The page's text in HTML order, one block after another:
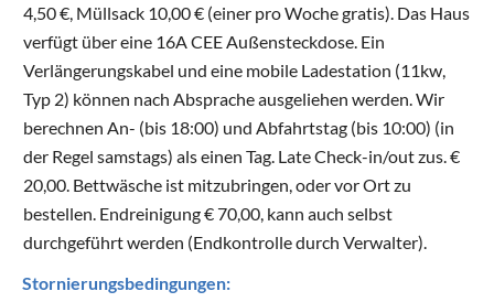
4,50 €, Müllsack 10,00 € (einer pro Woche gratis). Das Haus
verfügt über eine 16A CEE Außensteckdose. Ein
Verlängerungskabel und eine mobile Ladestation (11kw,
Typ 2) können nach Absprache ausgeliehen werden. Wir
berechnen An- (bis 18:00) und Abfahrtstag (bis 10:00) (in
der Regel samstags) als einen Tag. Late Check-in/out zus. €
20,00. Bettwäsche ist mitzubringen, oder vor Ort zu
bestellen. Endreinigung € 70,00, kann auch selbst
durchgeführt werden (Endkontrolle durch Verwalter).
Stornierungsbedingungen: